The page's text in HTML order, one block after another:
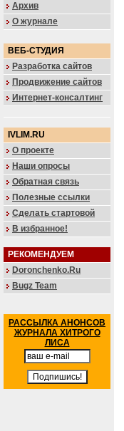
Архив
О журнале
ВЕБ-СТУДИЯ
Разработка сайтов
Продвижение сайтов
Интернет-консалтинг
IVLIM.RU
О проекте
Наши опросы
Обратная связь
Полезные ссылки
Сделать стартовой
В избранное!
РЕКОМЕНДУЕМ
Doronchenko.Ru
Bugz Team
РАССЫЛКА АНОНСОВ
ЖУРНАЛА ХИТРОГО
ЛИСА